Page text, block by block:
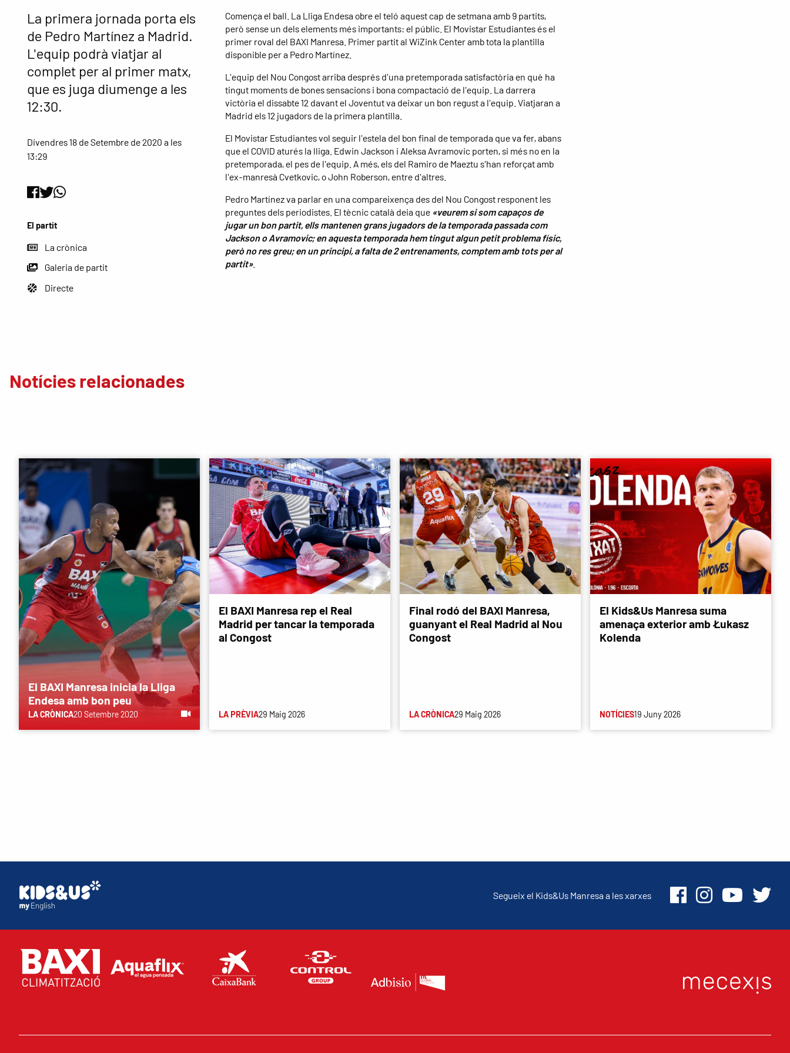
La primera jornada porta els
de Pedro Martínez a Madrid.
L'equip podrà viatjar al
complet per al primer matx,
que es juga diumenge a les
12:30.
Divendres 18 de Setembre de 2020 a les
13:29
El partit
La crònica
Galeria de partit
Directe
Comença el ball. La Lliga Endesa obre el teló aquest cap de setmana amb 9 partits,
però sense un dels elements més importants: el públic. El Movistar Estudiantes és el
primer roval del BAXI Manresa. Primer partit al WiZink Center amb tota la plantilla
disponible per a Pedro Martínez.
L'equip del Nou Congost arriba després d'una pretemporada satisfactòria en què ha
tingut moments de bones sensacions i bona compactació de l'equip. La darrera
victòria el dissabte 12 davant el Joventut va deixar un bon regust a l'equip. Viatjaran a
Madrid els 12 jugadors de la primera plantilla.
El Movistar Estudiantes vol seguir l'estela del bon final de temporada que va fer, abans
que el COVID aturés la lliga. Edwin Jackson i Aleksa Avramovic porten, si més no en la
pretemporada, el pes de l'equip. A més, els del Ramiro de Maeztu s'han reforçat amb
l'ex-manresà Cvetkovic, o John Roberson, entre d'altres.
Pedro Martínez va parlar en una compareixença des del Nou Congost responent les
preguntes dels periodistes. El tècnic català deia que «veurem si som capaços de
jugar un bon partit, ells mantenen grans jugadors de la temporada passada com
Jackson o Avramovic; en aquesta temporada hem tingut algun petit problema físic,
però no res greu; en un principi, a falta de 2 entrenaments, comptem amb tots per al
partit».
Notícies relacionades
El BAXI Manresa inicia la Lliga
Endesa amb bon peu
LA CRÒNICA20 Setembre 2020
El BAXI Manresa rep el Real
Madrid per tancar la temporada
al Congost
LA PRÈVIA29 Maig 2026
Final rodó del BAXI Manresa,
guanyant el Real Madrid al Nou
Congost
LA CRÒNICA29 Maig 2026
El Kids&Us Manresa suma
amenaça exterior amb Łukasz
Kolenda
NOTÍCIES19 Juny 2026
Segueix el Kids&Us Manresa a les xarxes